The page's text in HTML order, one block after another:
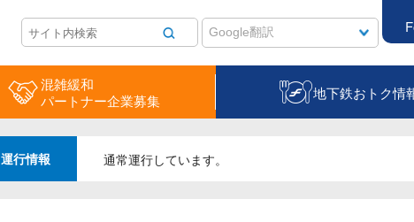
混雑緩和
パートナー企業募集
地下鉄おトク情
運行情報 通常運行しています。